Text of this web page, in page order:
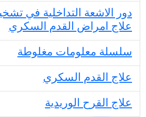
دور الاشعة التداخلية في
علاج امراض القدم السكري
سلسلة معلومات مغلوطة
علاج القدم السكري
علاج القرح الوريدية